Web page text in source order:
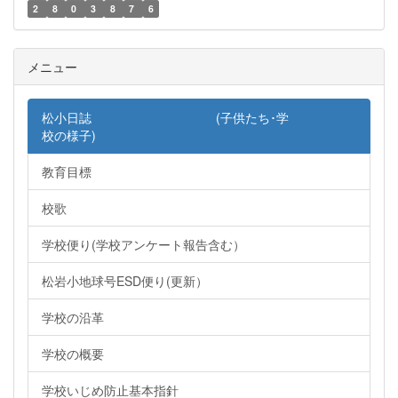
2 8 0 3 8 7 6
メニュー
松小日誌 (子供たち･学
校の様子)
教育目標
校歌
学校便り(学校アンケート報告含む）
松岩小地球号ESD便り(更新）
学校の沿革
学校の概要
学校いじめ防止基本指針